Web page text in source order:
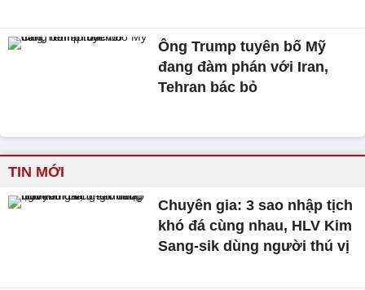
Ông Trump tuyên bố Mỹ
đang đàm phán với Iran,
Tehran bác bỏ
TIN MỚI
Chuyên gia: 3 sao nhập tịch
khó đá cùng nhau, HLV Kim
Sang-sik dùng người thú vị